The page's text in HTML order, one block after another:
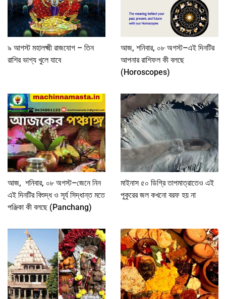
৯ আগস্ট মহালক্ষ্মী রাজযোগ – তিন
রাশির ভাগ্য খুলে যাবে
আজ, শনিবার, ০৮ অগস্ট–এই দিনটির
আপনার রাশিফল কী বলছে
(Horoscopes)
আজ, শনিবার, ০৮ অগস্ট–জেনে নিন
এই দিনটির বিশুদ্ধ ও সূর্য সিদ্ধান্ত মতে
পঞ্জিকা কী বলছে (Panchang)
মাইনাস ৫০ ডিগ্রি তাপমাত্রাতেও এই
পুকুরের জল কখনো বরফ হয় না